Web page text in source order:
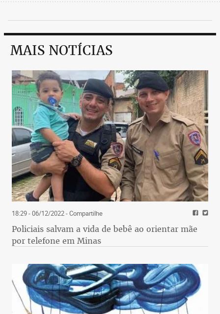
MAIS NOTÍCIAS
18:29 - 06/12/2022- Compartilhe
Policiais salvam a vida de bebê ao orientar mãe
por telefone em Minas